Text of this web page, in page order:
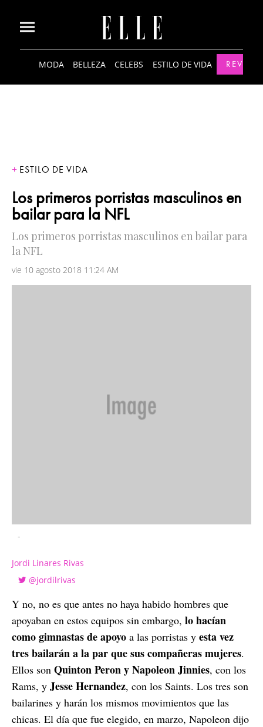
MODA BELLEZA CELEBS ESTILO DE VIDA
ESTILO DE VIDA
Los primeros porristas masculinos en
bailar para la NFL
Los primeros porristas masculinos en bailar para
la NFL
vie 10 agosto 2018 11:24 AM
-
Jordi Linares Rivas
@jordilrivas
Y no, no es que antes no haya habido hombres que
apoyaban en estos equipos sin embargo, lo hacían
como gimnastas de apoyo a las porristas y esta vez
tres bailarán a la par que sus compañeras mujeres.
Ellos son Quinton Peron y Napoleon Jinnies, con los
Rams, y Jesse Hernandez, con los Saints. Los tres son
bailarines y harán los mismos movimientos que las
chicas. El día que fue elegido, en marzo, Napoleon dijo